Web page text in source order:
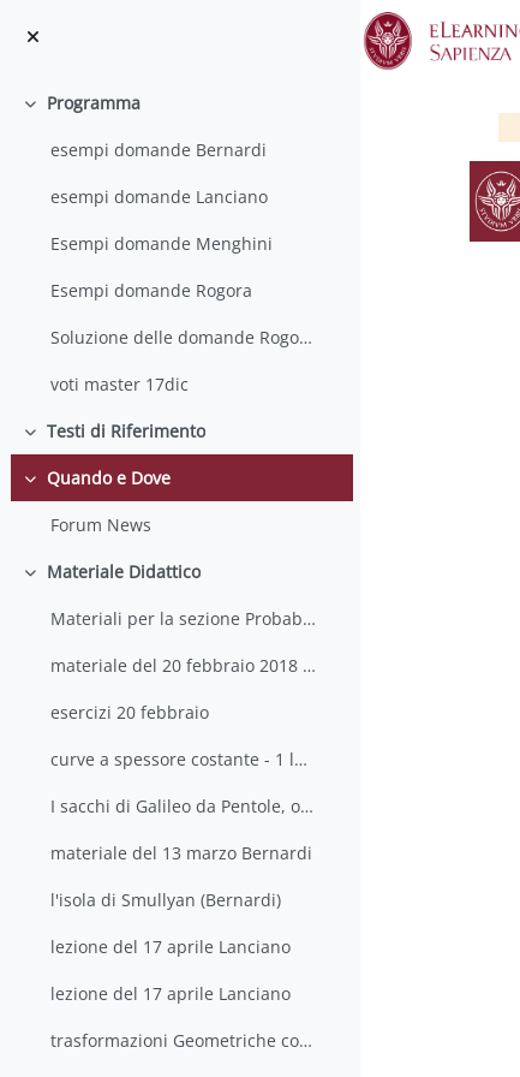
Minimizza
Programma
esempi domande Bernardi
esempi domande Lanciano
Esempi domande Menghini
Esempi domande Rogora
Soluzione delle domande Rogora (con correzione refusi Q8 e Q24, 11 giugno 2018)
voti master 17dic
Minimizza
Testi di Riferimento
Minimizza
Quando e Dove
Forum News
Minimizza
Materiale Didattico
Materiali per la sezione Probabilità e Combinatoria
materiale del 20 febbraio 2018 Bernardi
esercizi 20 febbraio
curve a spessore costante - 1 lezione Lanciano
I sacchi di Galileo da Pentole, ombre, formiche di E. Castelnuovo
materiale del 13 marzo Bernardi
l'isola di Smullyan (Bernardi)
lezione del 17 aprile Lanciano
lezione del 17 aprile Lanciano
trasformazioni Geometriche completo